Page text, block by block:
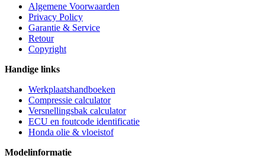
Algemene Voorwaarden
Privacy Policy
Garantie & Service
Retour
Copyright
Handige links
Werkplaatshandboeken
Compressie calculator
Versnellingsbak calculator
ECU en foutcode identificatie
Honda olie & vloeistof
Modelinformatie